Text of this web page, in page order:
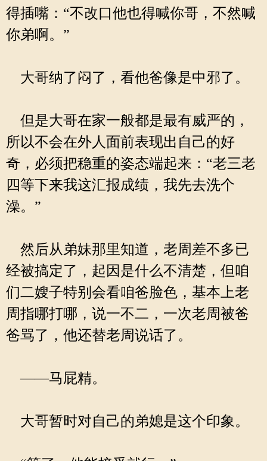
得插嘴：“不改口他也得喊你哥，不然喊
你弟啊。”
大哥纳了闷了，看他爸像是中邪了。
但是大哥在家一般都是最有威严的，
所以不会在外人面前表现出自己的好
奇，必须把稳重的姿态端起来：“老三老
四等下来我这汇报成绩，我先去洗个
澡。”
然后从弟妹那里知道，老周差不多已
经被搞定了，起因是什么不清楚，但咱
们二嫂子特别会看咱爸脸色，基本上老
周指哪打哪，说一不二，一次老周被爸
爸骂了，他还替老周说话了。
——马屁精。
大哥暂时对自己的弟媳是这个印象。